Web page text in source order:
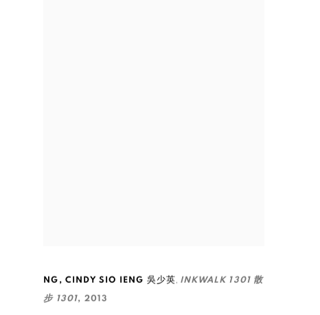
NG , CINDY SIO IENG 吳少英 INKWALK 1301 散
步 1301, 2013